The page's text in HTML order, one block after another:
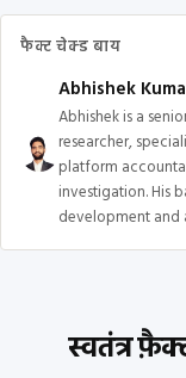
फैक्ट चेक्ड बाय
Abhishek
Abhishek is a
researcher,
platform
investigation. His
development and
स्वतंत्र